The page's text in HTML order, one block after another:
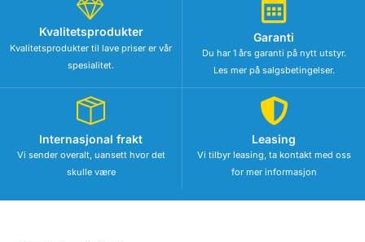
Kvalitetsprodukter
Kvalitetsprodukter til lave priser er vår
spesialitet.
Garanti
Du har 1 års garanti på nytt utstyr.
Les mer på salgsbetingelser.
Internasjonal frakt
Vi sender overalt, uansett hvor det
skulle være
Leasing
Vi tilbyr leasing, ta kontakt med oss
for mer informasjon